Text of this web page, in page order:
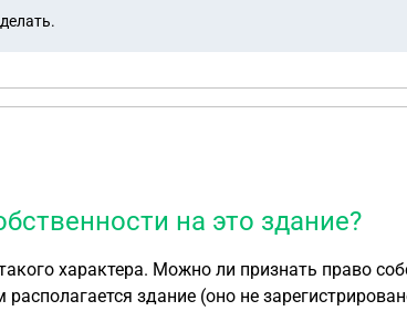
на это здание?
наличии следующих обстоятельств. Был
зарегистрировано). Можно ли признать право собственности на это здание?